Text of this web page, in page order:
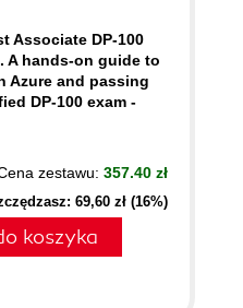
Associate DP-100
A hands-on guide to
Azure and passing
DP-100 exam -
zestawu: 357.40 zł
69,60 zł (16%)
koszyka